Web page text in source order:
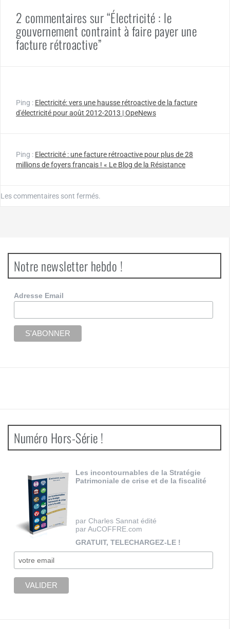
2 commentaires sur “Électricité : le
gouvernement contraint à faire payer une
facture rétroactive”
Ping : Electricité: vers une hausse rétroactive de la facture
d'électricité pour août 2012-2013 | OpeNews
Ping : Electricité : une facture rétroactive pour plus de 28
millions de foyers français ! « Le Blog de la Résistance
Les commentaires sont fermés.
Notre newsletter hebdo !
Adresse Email
Numéro Hors-Série !
Les incontournables de la Stratégie
Patrimoniale de crise et de la fiscalité
par Charles Sannat édité
par AuCOFFRE.com
GRATUIT, TELECHARGEZ-LE !